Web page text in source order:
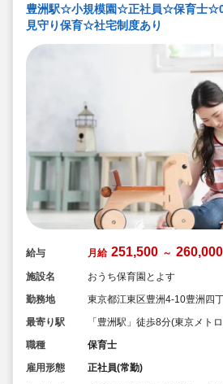
豊洲駅☆小規模園☆正社員☆保育士
見守り保育☆社宅制度あり
給与 月給 251,500 ～ 260,000
施設名
おうち保育園とよす
勤務地
東京都江東区豊洲4-10豊洲四
最寄り駅
「豊洲駅」徒歩8分(東京メト
職種
保育士
雇用形態
正社員(常勤)